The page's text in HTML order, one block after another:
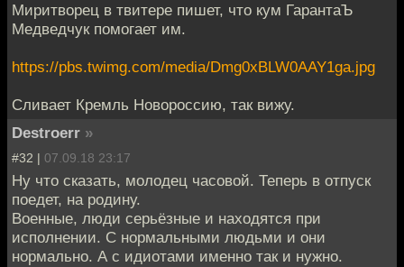
Миритворец в твитере пишет, что кум ГарантаЪ
Медведчук помогает им.
https://pbs.twimg.com/media/Dmg0xBLW0AAY1ga.jpg
Сливает Кремль Новороссию, так вижу.
Destroerr »
#32 | 07.09.18 23:17
Ну что сказать, молодец часовой. Теперь в отпуск
поедет, на родину.
Военные, люди серьёзные и находятся при
исполнении. С нормальными людьми и они
нормально. А с идиотами именно так и нужно.